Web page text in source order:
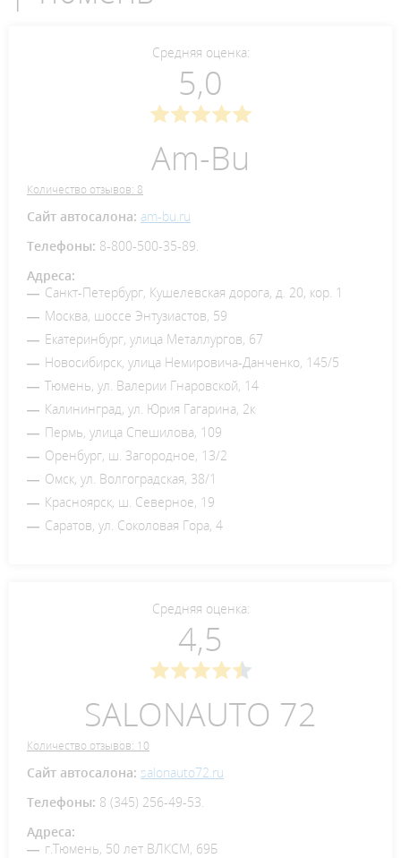
Средняя оценка:
5,0
Am-Bu
Количество отзывов: 8
Сайт автосалона: am-bu.ru
Телефоны: 8-800-500-35-89.
Адреса:
Санкт-Петербург, Кушелевская дорога, д. 20, кор. 1
Москва, шоссе Энтузиастов, 59
Екатеринбург, улица Металлургов, 67
Новосибирск, улица Немировича-Данченко, 145/5
Тюмень, ул. Валерии Гнаровской, 14
Калининград, ул. Юрия Гагарина, 2к
Пермь, улица Спешилова, 109
Оренбург, ш. Загородное, 13/2
Омск, ул. Волгоградская, 38/1
Красноярск, ш. Северное, 19
Саратов, ул. Соколовая Гора, 4
Средняя оценка:
4,5
SALONAUTO 72
Количество отзывов: 10
Сайт автосалона: salonauto72.ru
Телефоны: 8 (345) 256-49-53.
Адреса:
г.Тюмень, 50 лет ВЛКСМ, 69Б